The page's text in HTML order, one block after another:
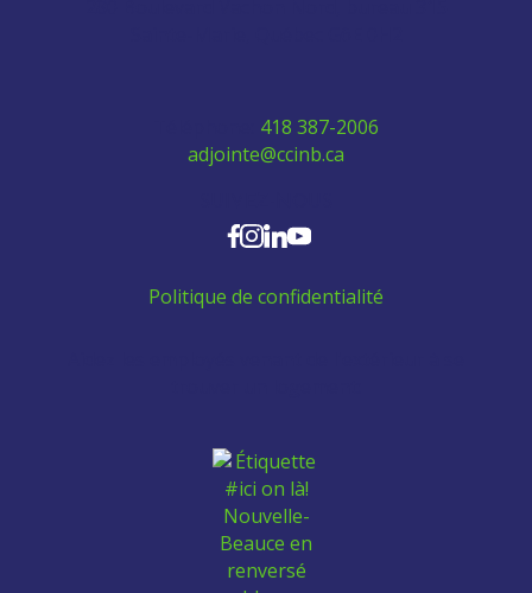
418 387-2006
adjointe@ccinb.ca
Politique de confidentialité